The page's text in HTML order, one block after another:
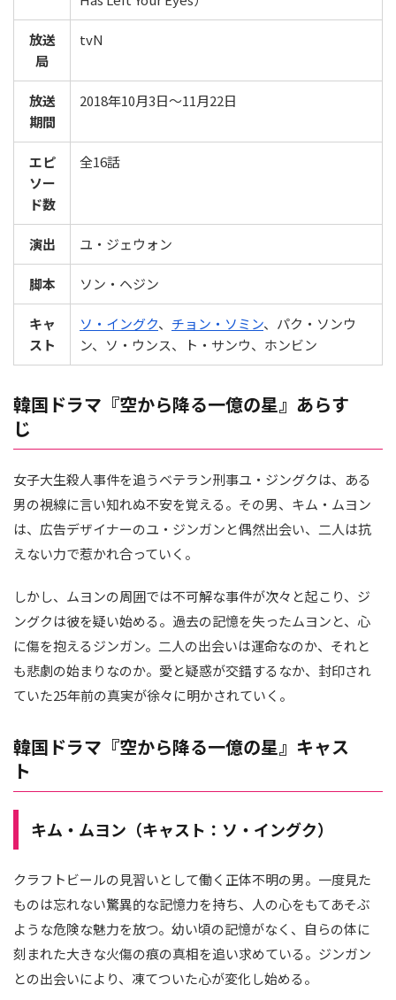
放送
局
tvN
放送
期間
2018年10月3日～11月22日
エピ
ソー
ド数
全16話
演出 ユ・ジェウォン
脚本 ソン・ヘジン
キャ
スト
ソ・イングク、 チョン・ソミン、パク・ソンウ
ン、ソ・ウンス、ト・サンウ、ホンビン
韓国ドラマ『空から降る一億の星』あらす
じ
女子大生殺人事件を追うベテラン刑事ユ・ジングクは、ある
男の視線に言い知れぬ不安を覚える。その男、キム・ムヨン
は、広告デザイナーのユ・ジンガンと偶然出会い、二人は抗
えない力で惹かれ合っていく。
しかし、ムヨンの周囲では不可解な事件が次々と起こり、ジ
ングクは彼を疑い始める。過去の記憶を失ったムヨンと、心
に傷を抱えるジンガン。二人の出会いは運命なのか、それと
も悲劇の始まりなのか。愛と疑惑が交錯するなか、封印され
ていた25年前の真実が徐々に明かされていく。
韓国ドラマ『空から降る一億の星』キャス
ト
キム・ムヨン（キャスト：ソ・イングク）
クラフトビールの見習いとして働く正体不明の男。一度見た
ものは忘れない驚異的な記憶力を持ち、人の心をもてあそぶ
ような危険な魅力を放つ。幼い頃の記憶がなく、自らの体に
刻まれた大きな火傷の痕の真相を追い求めている。ジンガン
との出会いにより、凍てついた心が変化し始める。